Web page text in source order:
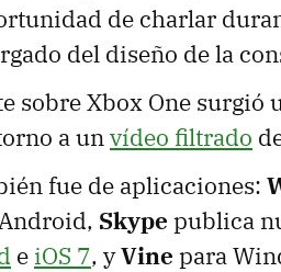
de charlar
del diseño de la
sobre Xbox One surgió
a unvídeo filtrado
fue de aplicaciones:
Skype publica
e iOS 7, yVine para